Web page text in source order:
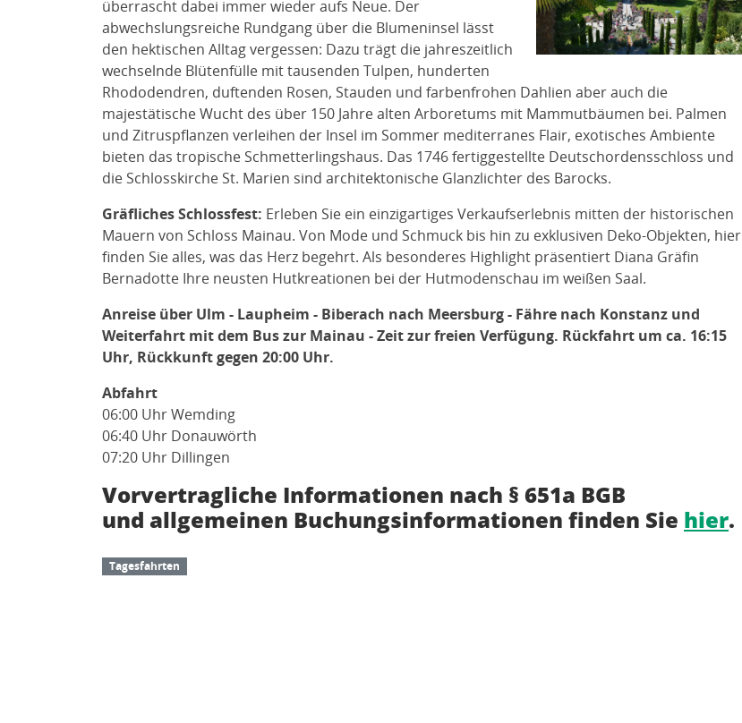
überrascht dabei immer wieder aufs Neue. Der
abwechslungsreiche Rundgang über die Blumeninsel lässt
den hektischen Alltag vergessen: Dazu trägt die jahreszeitlich
wechselnde Blütenfülle mit tausenden Tulpen, hunderten
Rhododendren, duftenden Rosen, Stauden und farbenfrohen Dahlien aber auch die
majestätische Wucht des über 150 Jahre alten Arboretums mit Mammutbäumen bei. Palmen
und Zitruspflanzen verleihen der Insel im Sommer mediterranes Flair, exotisches Ambiente
bieten das tropische Schmetterlingshaus. Das 1746 fertiggestellte Deutschordensschloss und
die Schlosskirche St. Marien sind architektonische Glanzlichter des Barocks.
Gräfliches Schlossfest: Erleben Sie ein einzigartiges Verkaufserlebnis mitten der historischen
Mauern von Schloss Mainau. Von Mode und Schmuck bis hin zu exklusiven Deko-Objekten, hier
finden Sie alles, was das Herz begehrt. Als besonderes Highlight präsentiert Diana Gräfin
Bernadotte Ihre neusten Hutkreationen bei der Hutmodenschau im weißen Saal.
Anreise über Ulm - Laupheim - Biberach nach Meersburg - Fähre nach Konstanz und
Weiterfahrt mit dem Bus zur Mainau - Zeit zur freien Verfügung. Rückfahrt um ca. 16:15
Uhr, Rückkunft gegen 20:00 Uhr.
Abfahrt
06:00 Uhr Wemding
06:40 Uhr Donauwörth
07:20 Uhr Dillingen
Vorvertragliche Informationen nach § 651a BGB
und allgemeinen Buchungsinformationen finden Sie hier.
Tagesfahrten